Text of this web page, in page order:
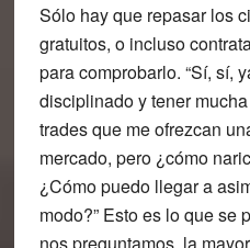
Sólo hay que repasar los
gratuitos, o incluso
para comprobarlo. “Sí, sí,
disciplinado y tener
trades que me ofrezcan
mercado, pero ¿cómo
¿Cómo puedo llegar a
modo?” Esto es lo que se